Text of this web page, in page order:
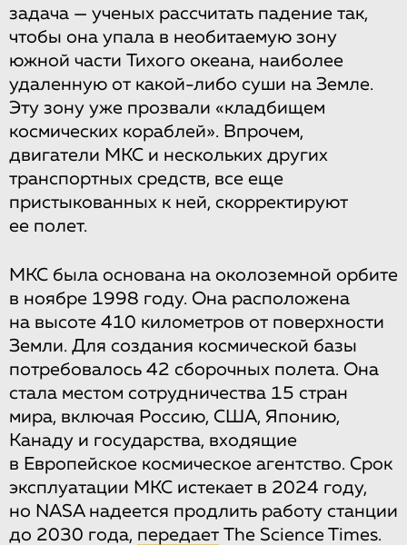
задача — ученых рассчитать падение так,
чтобы она упала в необитаемую зону
южной части Тихого океана, наиболее
удаленную от какой-либо суши на Земле.
Эту зону уже прозвали «кладбищем
космических кораблей». Впрочем,
двигатели МКС и нескольких других
транспортных средств, все еще
пристыкованных к ней, скорректируют
ее полет.
МКС была основана на околоземной орбите
в ноябре 1998 году. Она расположена
на высоте 410 километров от поверхности
Земли. Для создания космической базы
потребовалось 42 сборочных полета. Она
стала местом сотрудничества 15 стран
мира, включая Россию, США, Японию,
Канаду и государства, входящие
в Европейское космическое агентство. Срок
эксплуатации МКС истекает в 2024 году,
но NASA надеется продлить работу станции
до 2030 года, передает The Science Times.